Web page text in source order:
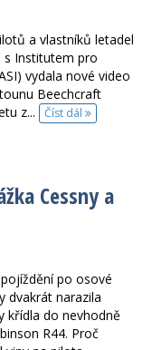
a vlastníků letadel
s Institutem pro
vydala nové video
Beechcraft
z...
Číst dál
Cessny a
po osové
dvakrát narazila
křídla do nevhodně
R44. Proč